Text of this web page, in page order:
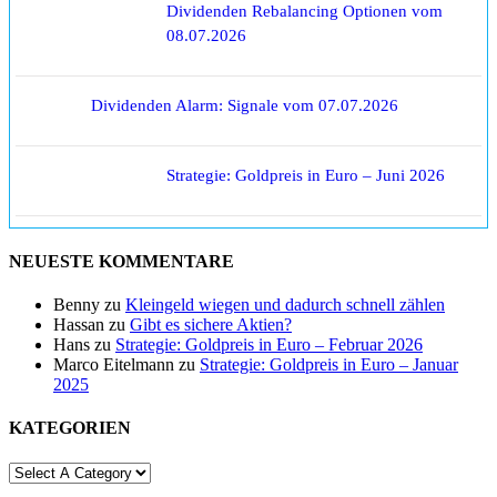
Dividenden Rebalancing Optionen vom
08.07.2026
Dividenden Alarm: Signale vom 07.07.2026
Strategie: Goldpreis in Euro – Juni 2026
NEUESTE KOMMENTARE
Benny zu Kleingeld wiegen und dadurch schnell zählen
Hassan zu Gibt es sichere Aktien?
Hans zu Strategie: Goldpreis in Euro – Februar 2026
Marco Eitelmann zu Strategie: Goldpreis in Euro – Januar
2025
KATEGORIEN